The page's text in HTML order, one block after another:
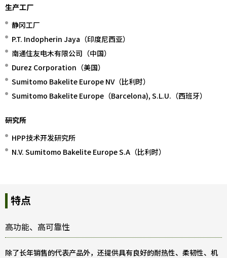
生产工厂
静冈工厂
P.T. Indopherin Jaya（印度尼西亚）
南通住友电木有限公司（中国）
Durez Corporation（美国）
Sumitomo Bakelite Europe NV（比利时）
Sumitomo Bakelite Europe（Barcelona), S.L.U.（西班牙）
研究所
HPP技术开发研究所
N.V. Sumitomo Bakelite Europe S.A（比利时）
特点
高功能、高可靠性
除了长年销售的代表产品外，还提供具有良好的耐热性、柔韧性、机